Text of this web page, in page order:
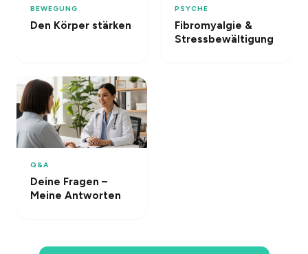
BEWEGUNG
Den Körper stärken
PSYCHE
Fibromyalgie &
Stressbewältigung
Q&A
Deine Fragen –
Meine Antworten